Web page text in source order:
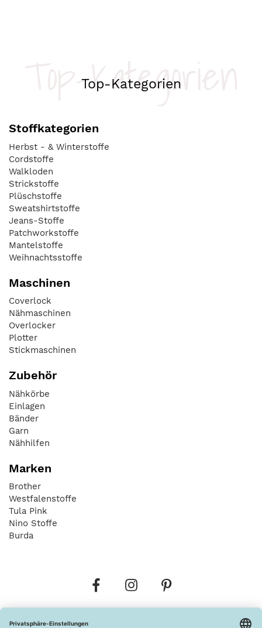
Top-Kategorien
Top-Kategorien
Stoffkategorien
Herbst - & Winterstoffe
Cordstoffe
Walkloden
Strickstoffe
Plüschstoffe
Sweatshirtstoffe
Jeans-Stoffe
Patchworkstoffe
Mantelstoffe
Weihnachtsstoffe
Maschinen
Coverlock
Nähmaschinen
Overlocker
Plotter
Stickmaschinen
Zubehör
Nähkörbe
Einlagen
Bänder
Garn
Nähhilfen
Marken
Brother
Westfalenstoffe
Tula Pink
Nino Stoffe
Burda